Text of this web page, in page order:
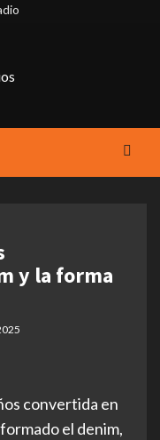
y la forma
convertida en
el denim,